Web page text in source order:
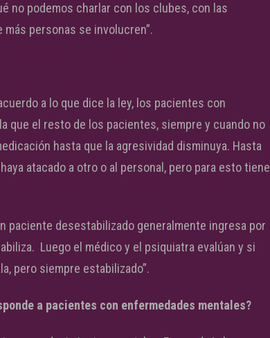
no podemos charlar con los clubes, con las
personas se involucren”.
a lo que dice la ley, los pacientes con
que el resto de los pacientes, siempre y cuando no
hasta que la agresividad disminuya. Hasta
atacado a otro o al personal, pero para esto tiene
paciente desestabilizado generalmente ingresa por
Luego el médico y el psiquiatra evalúan y si
pero siempre estabilizado”.
a pacientes con enfermedades mentales?